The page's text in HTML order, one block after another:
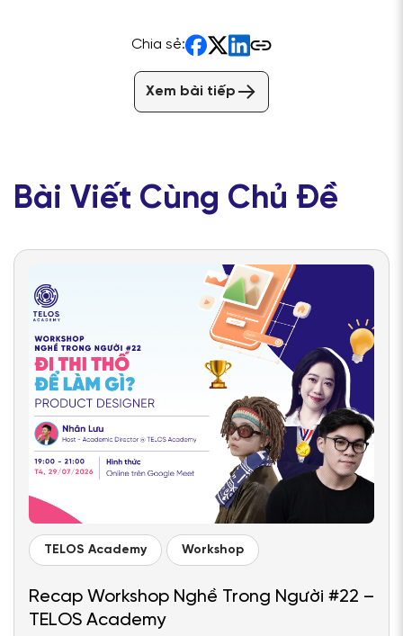
Chia sẻ:
Xem bài tiếp
Bài Viết Cùng Chủ Đề
TELOS Academy Workshop
Recap Workshop Nghề Trong Người #22 –
TELOS Academy